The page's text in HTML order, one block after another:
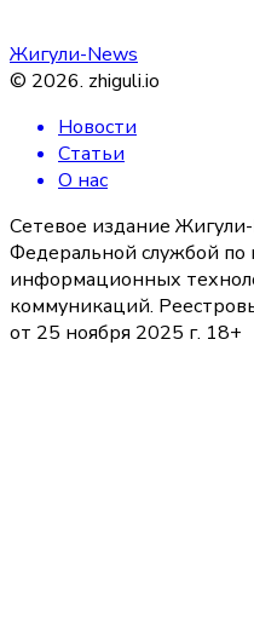
Жигули-News
© 2026. zhiguli.io
Новости
Статьи
О нас
Сетевое издание
Федеральной службой по
информационных
коммуникаций.
от 25 ноября 2025 г. 18+